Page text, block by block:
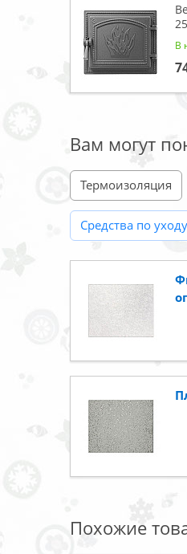
В
Вам могут
Термоизоляция
Средства по
Похожие